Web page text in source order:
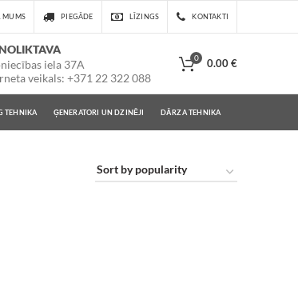
MUMS PIEGĀDE LĪZINGS KONTAKTI
iela 37A
veikals: +371 22 322 088
0 0.00€
TEHNIKA ĢENERATORI UN DZINĒJI DĀRZA TEHNIKA